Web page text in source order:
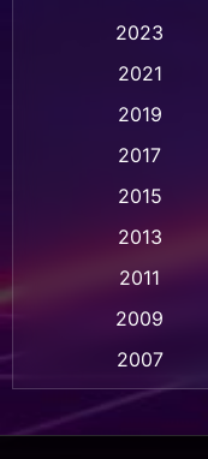
Based on a
2023
2021
2019
2017
2015
2013
2011
2009
2007
2005
2003